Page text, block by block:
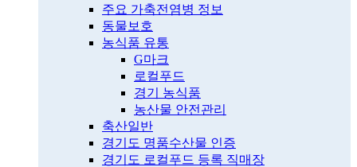
주요 가축전염병 정보
동물보호
농식품 유통
G마크
로컬푸드
경기 농식품
농산물 안전관리
축산일반
경기도 명품수산물 인증
경기도 로컬푸드 등록 직매장